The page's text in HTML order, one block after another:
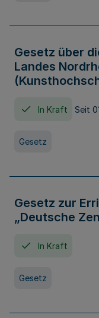
Gesetz über
Landes
In Kraft Seit
Gesetz
Gesetz zur
„Deutsche
In Kraft
Gesetz